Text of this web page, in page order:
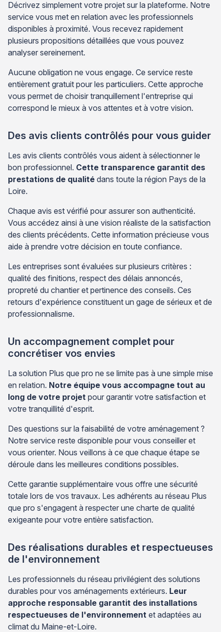
Décrivez simplement votre projet sur la plateforme. Notre
service vous met en relation avec les professionnels
disponibles à proximité. Vous recevez rapidement
plusieurs propositions détaillées que vous pouvez
analyser sereinement.
Aucune obligation ne vous engage. Ce service reste
entièrement gratuit pour les particuliers. Cette approche
vous permet de choisir tranquillement l'entreprise qui
correspond le mieux à vos attentes et à votre vision.
Des avis clients contrôlés pour vous guider
Les avis clients contrôlés vous aident à sélectionner le
bon professionnel. Cette transparence garantit des
prestations de qualité dans toute la région Pays de la
Loire.
Chaque avis est vérifié pour assurer son authenticité.
Vous accédez ainsi à une vision réaliste de la satisfaction
des clients précédents. Cette information précieuse vous
aide à prendre votre décision en toute confiance.
Les entreprises sont évaluées sur plusieurs critères :
qualité des finitions, respect des délais annoncés,
propreté du chantier et pertinence des conseils. Ces
retours d'expérience constituent un gage de sérieux et de
professionnalisme.
Un accompagnement complet pour
concrétiser vos envies
La solution Plus que pro ne se limite pas à une simple mise
en relation. Notre équipe vous accompagne tout au
long de votre projet pour garantir votre satisfaction et
votre tranquillité d'esprit.
Des questions sur la faisabilité de votre aménagement ?
Notre service reste disponible pour vous conseiller et
vous orienter. Nous veillons à ce que chaque étape se
déroule dans les meilleures conditions possibles.
Cette garantie supplémentaire vous offre une sécurité
totale lors de vos travaux. Les adhérents au réseau Plus
que pro s'engagent à respecter une charte de qualité
exigeante pour votre entière satisfaction.
Des réalisations durables et respectueuses
de l'environnement
Les professionnels du réseau privilégient des solutions
durables pour vos aménagements extérieurs. Leur
approche responsable garantit des installations
respectueuses de l'environnement et adaptées au
climat du Maine-et-Loire.